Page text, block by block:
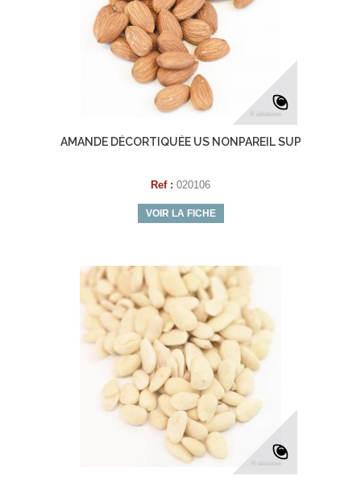
AMANDE DÉCORTIQUÉE US NONPAREIL SUP
Ref : 020106
VOIR LA FICHE